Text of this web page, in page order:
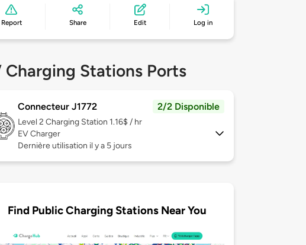
Report Share Edit Log in
Charging Stations Ports
Connecteur J1772 2/2 Disponible
Level 2 Charging Station 1.16$ / hr
EV Charger
Dernière utilisation il y a 5 jours
Find Public Charging Stations Near You